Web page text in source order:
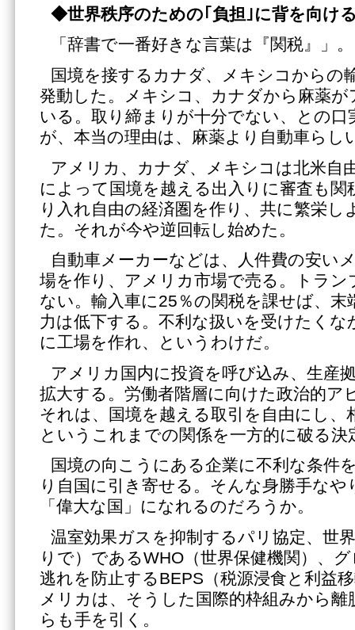
◆世界秩序のための｢負担｣に背を向け
「辞書で一番好きな言葉は『関税』」
国境を接するカナダ、メキシコからの
発動した。メキシコ、カナダから麻薬
いる。取り締まりが十分でない、との口
が、本当の理由は、麻薬より自動車らし
アメリカ、カナダ、メキシコは北米自
によって国境を越える出入りに審査も関
り入れ自由の経済圏を作り、共に繁栄し
た。それが今や逆回転し始めた。
自動車メーカーなどは、人件費の安い
場を作り、アメリカ市場で売る。トラ
ない。輸入車に25％の関税を課せば、末
力は低下する。不利な扱いを受けたく
に工場を作れ、というわけだ。
アメリカ国内に投資を呼び込み、生産
拡大する。労働者階層に向けた政治的ア
それは、国境を越える取引を自由にし、
というこれまでの関係を一方的に破る決
国境の向こうにある企業に不利な条件
り自国に引き寄せる。そんな身勝手な
「偉大な国」になれるのだろうか。
温室効果ガスを抑制するパリ協定、世
りで）であるWHO（世界保健機関）、
逃れを防止するBEPS（税源浸食と利益
メリカは、そうした国際的枠組みから離
らも手を引く。